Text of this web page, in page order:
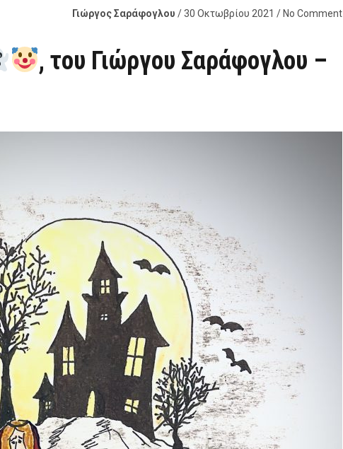
Γιώργος Σαράφογλου / 30 Οκτωβρίου 2021 / No Comment
, του Γιώργου Σαράφογλου –